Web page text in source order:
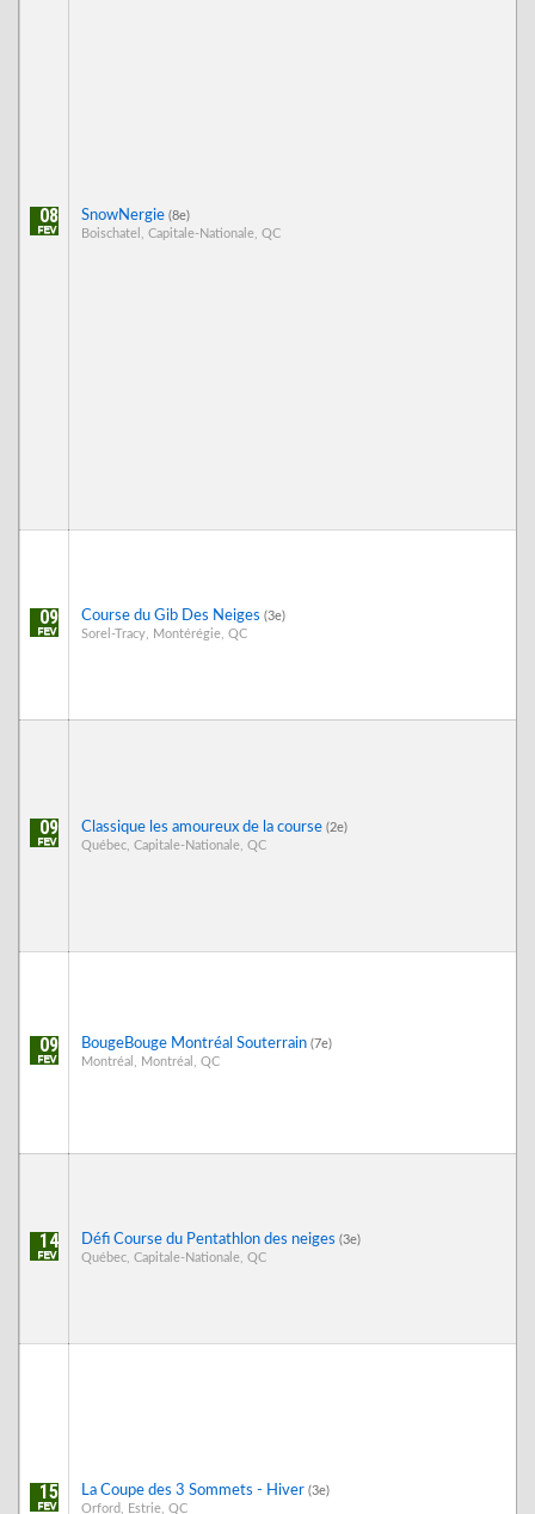
08 SnowNergie (8e)
Boischatel, Capitale-Nationale, QC
09 Course du Gib Des Neiges (3e)
Sorel-Tracy, Montérégie, QC
09 Classique les amoureux de la course (2e)
Québec, Capitale-Nationale, QC
09 BougeBouge Montréal Souterrain (7e)
Montréal, Montréal, QC
14 Défi Course du Pentathlon des neiges (3e)
Québec, Capitale-Nationale, QC
15 La Coupe des 3 Sommets - Hiver (3e)
Orford, Estrie, QC